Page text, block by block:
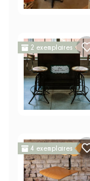
2 exemplaires
4 exemplaires